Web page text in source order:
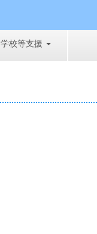
学校等支援